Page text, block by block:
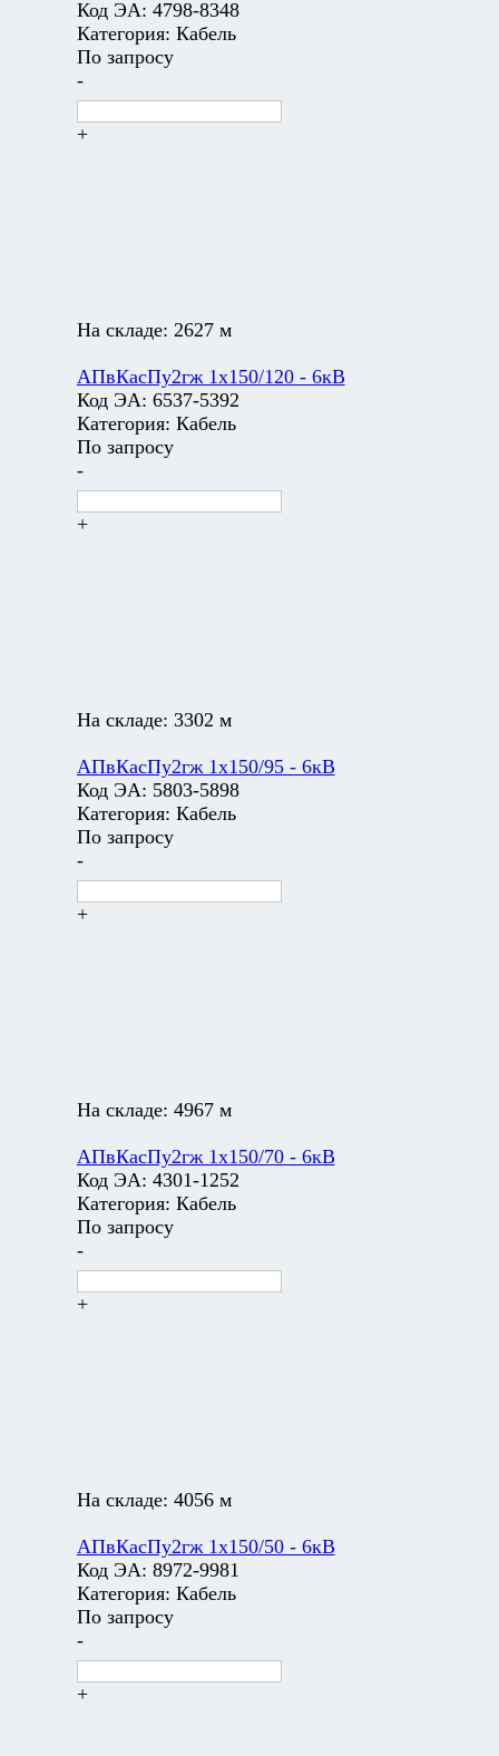
Код ЭА: 4798-8348
Категория: Кабель
По запросу
-
+
На складе: 2627 м
АПвКасПу2гж 1х150/120 - 6кВ
Код ЭА: 6537-5392
Категория: Кабель
По запросу
-
+
На складе: 3302 м
АПвКасПу2гж 1х150/95 - 6кВ
Код ЭА: 5803-5898
Категория: Кабель
По запросу
-
+
На складе: 4967 м
АПвКасПу2гж 1х150/70 - 6кВ
Код ЭА: 4301-1252
Категория: Кабель
По запросу
-
+
На складе: 4056 м
АПвКасПу2гж 1х150/50 - 6кВ
Код ЭА: 8972-9981
Категория: Кабель
По запросу
-
+